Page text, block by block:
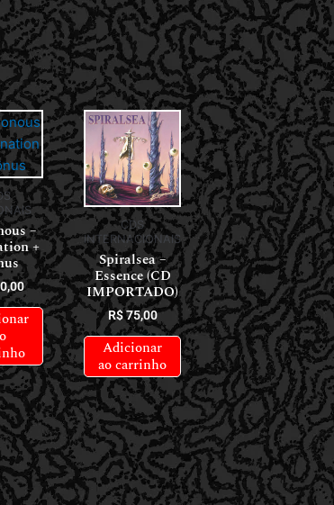
–
+
CDS
INTERNACIONAIS
Spiralsea –
Essence (CD
IMPORTADO)
R$75,00
Adicionar
ao carrinho